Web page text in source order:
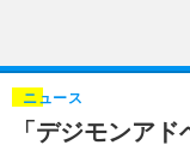
ゲーム
海外イベント
俳優・タレン
アニメ
動画
「デジモンア
ニュース